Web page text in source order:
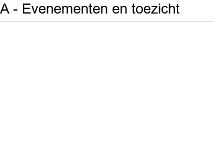
- Evenementen en toezicht